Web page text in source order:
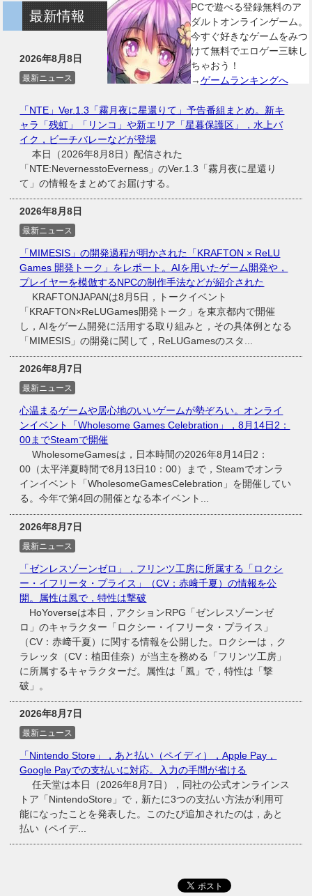
PCで遊べる登録無料のア
ダルトオンラインゲーム。
今すぐ好きなゲームをみつ
けて無料でエロゲー三昧し
ちゃおう！
→ゲームランキングへ
最新情報
2026年8月8日
最新ニュース
「NTE」Ver.1.3「霧月夜に星還りて」予告番組まとめ。新キ
ャラ「残虹」「リンコ」や新エリア「星暮保護区」，水上バ
イク，ビーチバレーなどが登場
本日（2026年8月8日）配信された
「NTE:NevernesstoEverness」のVer.1.3「霧月夜に星還り
て」の情報をまとめてお届けする。
2026年8月8日
最新ニュース
「MIMESIS」の開発過程が明かされた「KRAFTON × ReLU
Games 開発トーク」をレポート。AIを用いたゲーム開発や，
プレイヤーを模倣するNPCの制作手法などが紹介された
KRAFTONJAPANは8月5日，トークイベント
「KRAFTON×ReLUGames開発トーク」を東京都内で開催
し，AIをゲーム開発に活用する取り組みと，その具体例となる
「MIMESIS」の開発に関して，ReLUGamesのスタ...
2026年8月7日
最新ニュース
心温まるゲームや居心地のいいゲームが勢ぞろい。オンライ
ンイベント「Wholesome Games Celebration」，8月14日2：
00までSteamで開催
WholesomeGamesは，日本時間の2026年8月14日2：
00（太平洋夏時間で8月13日10：00）まで，Steamでオンラ
インイベント「WholesomeGamesCelebration」を開催してい
る。今年で第4回の開催となる本イベント...
2026年8月7日
最新ニュース
「ゼンレスゾーンゼロ」，フリンツ工房に所属する「ロクシ
ー・イフリータ・プライス」（CV：赤﨑千夏）の情報を公
開。属性は風で，特性は撃破
HoYoverseは本日，アクションRPG「ゼンレスゾーンゼ
ロ」のキャラクター「ロクシー・イフリータ・プライス」
（CV：赤﨑千夏）に関する情報を公開した。ロクシーは，ク
ラレッタ（CV：植田佳奈）が当主を務める「フリンツ工房」
に所属するキャラクターだ。属性は「風」で，特性は「撃
破」。
2026年8月7日
最新ニュース
「Nintendo Store」，あと払い（ペイディ），Apple Pay，
Google Payでの支払いに対応。入力の手間が省ける
任天堂は本日（2026年8月7日），同社の公式オンラインス
トア「NintendoStore」で，新たに3つの支払い方法が利用可
能になったことを発表した。このたび追加されたのは，あと
払い（ペイデ...